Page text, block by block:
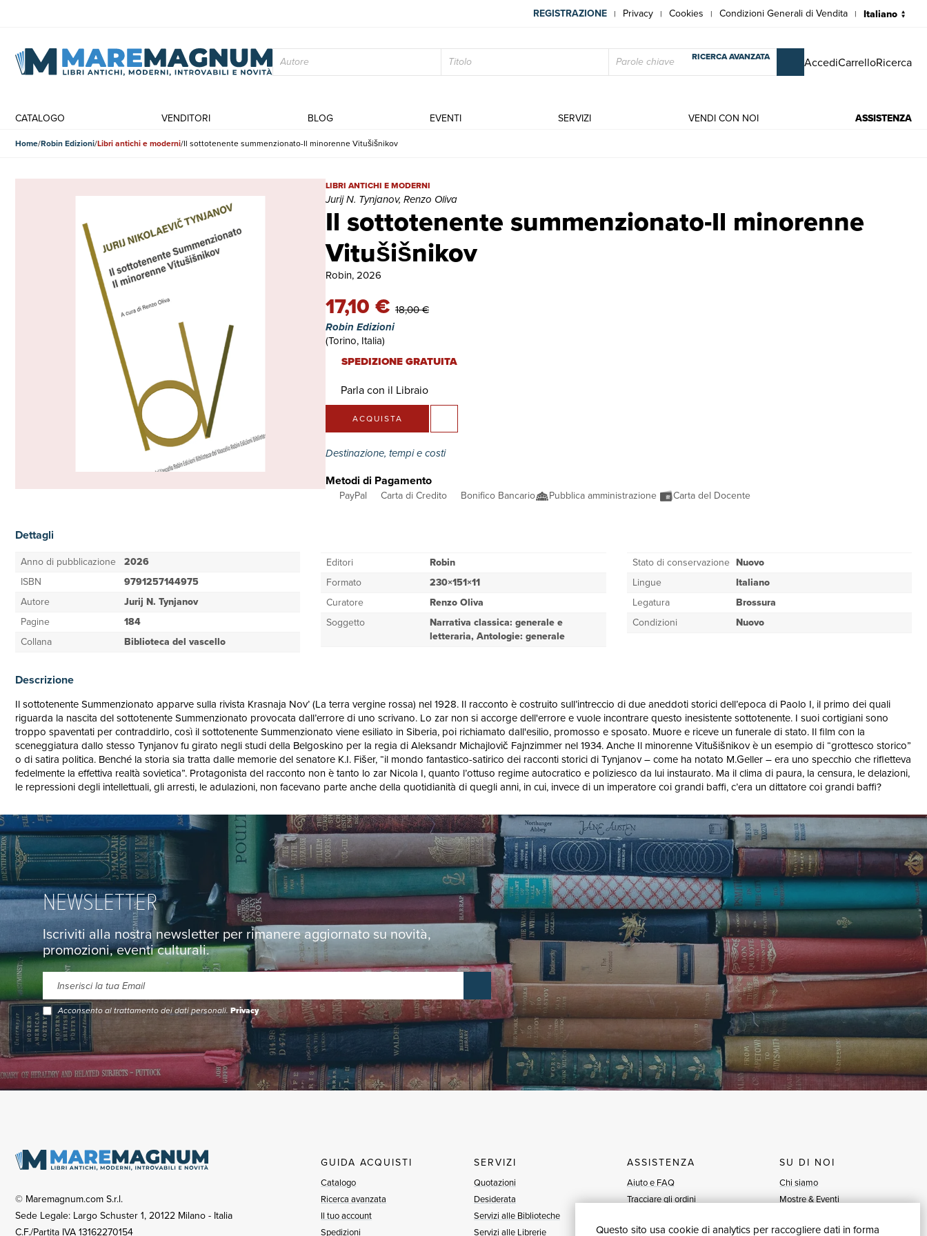
Questo sito usa cookie di analytics per raccogliere dati in forma
REGISTRAZIONE | Privacy | Cookies | Condizioni Generali di Vendita |
RICERCA AVANZATA AccediCarrelloRicerca
CATALOGO VENDITORI BLOG EVENTI SERVIZI VENDI CON NOI ASSISTENZA
Home Robin Edizioni Libri antichi e moderni Il sottotenente summenzionato-Il minorenne Vitušišnikov
Il sottotenente summenzionato-Il minorenne
Vitušišnikov
Il sottotenente summenzionato-Il minorenne Vitušišnikov | Libri antichi e moderni | Jurij N. Tynjanov, Renzo Oliva
LIBRI ANTICHI E MODERNI
Jurij N. Tynjanov, Renzo Oliva
Robin, 2026
17,10 € 18,00 €
Robin Edizioni
(Torino, Italia)
SPEDIZIONE GRATUITA
Parla con il Libraio
ACQUISTA
Destinazione, tempi e costi
Metodi di Pagamento
PayPal Carta di Credito Bonifico Bancario Pubblica amministrazione Carta del Docente
Dettagli
Anno di pubblicazione 2026
ISBN
9791257144975
Autore
Jurij N. Tynjanov
Pagine
184
Collana
Biblioteca del vascello
Editori
Robin
Formato
230×151×11
Curatore
Renzo Oliva
Soggetto
Narrativa classica: generale e
letteraria, Antologie: generale
Stato di conservazione Nuovo
Lingue
Italiano
Legatura
Brossura
Condizioni
Nuovo
Descrizione
Il sottotenente Summenzionato apparve sulla rivista Krasnaja Nov’ (La terra vergine rossa) nel 1928. Il racconto è costruito sull’intreccio di due aneddoti storici dell’epoca di Paolo I, il primo dei quali
riguarda la nascita del sottotenente Summenzionato provocata dall’errore di uno scrivano. Lo zar non si accorge dell'errore e vuole incontrare questo inesistente sottotenente. I suoi cortigiani sono
troppo spaventati per contraddirlo, così il sottotenente Summenzionato viene esiliato in Siberia, poi richiamato dall'esilio, promosso e sposato. Muore e riceve un funerale di stato. Il film con la
sceneggiatura dallo stesso Tynjanov fu girato negli studi della Belgoskino per la regia di Aleksandr Michajlovič Fajnzimmer nel 1934. Anche Il minorenne Vitušišnikov è un esempio di “grottesco storico”
o di satira politica. Benché la storia sia tratta dalle memorie del senatore K.I. Fišer, “il mondo fantastico-satirico dei racconti storici di Tynjanov – come ha notato M.Geller – era uno specchio che rifletteva
fedelmente la effettiva realtà sovietica”. Protagonista del racconto non è tanto lo zar Nicola I, quanto l’ottuso regime autocratico e poliziesco da lui instaurato. Ma il clima di paura, la censura, le delazioni,
le repressioni degli intellettuali, gli arresti, le adulazioni, non facevano parte anche della quotidianità di quegli anni, in cui, invece di un imperatore coi grandi baffi, c’era un dittatore coi grandi baffi?
NEWSLETTER
Iscriviti alla nostra newsletter per rimanere aggiornato su novità,
promozioni, eventi culturali.
Acconsento al trattamento dei dati personali.Privacy
© Maremagnum.com S.r.l.
Sede Legale: Largo Schuster 1, 20122 Milano - Italia
C.F./Partita IVA 13162270154
GUIDA ACQUISTI
Catalogo
Ricerca avanzata
Il tuo account
Spedizioni
SERVIZI
Quotazioni
Desiderata
Servizi alle Biblioteche
Servizi alle Librerie
ASSISTENZA
Aiuto e FAQ
Tracciare gli ordini
Fatturazione
SU DI NOI
Chi siamo
Mostre & Eventi
Blog